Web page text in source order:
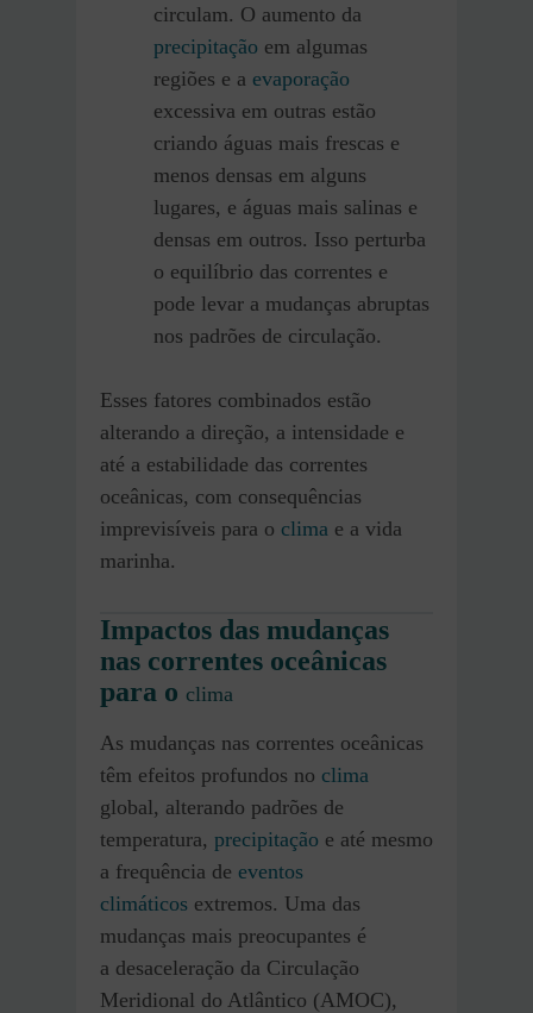
circulam. O aumento da
precipitação em algumas
regiões e a evaporação
excessiva em outras estão
criando águas mais frescas e
menos densas em alguns
lugares, e águas mais salinas e
densas em outros. Isso perturba
o equilíbrio das correntes e
pode levar a mudanças abruptas
nos padrões de circulação.
Esses fatores combinados estão
alterando a direção, a intensidade e
até a estabilidade das correntes
oceânicas, com consequências
imprevisíveis para o clima e a vida
marinha.
Impactos das mudanças
nas correntes oceânicas
para o clima
As mudanças nas correntes oceânicas
têm efeitos profundos no clima
global, alterando padrões de
temperatura, precipitação e até mesmo
a frequência de eventos
climáticos extremos. Uma das
mudanças mais preocupantes é
a desaceleração da Circulação
Meridional do Atlântico (AMOC),